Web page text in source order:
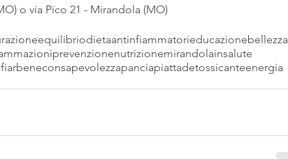
o via Pico 21 - Mirandola (MO)
equilibriodietaantinfiammatorieducazionebellezza
prevenzionenutrizionemirandolainsalute
consapevolezzapanciapiattadetossicanteenergia